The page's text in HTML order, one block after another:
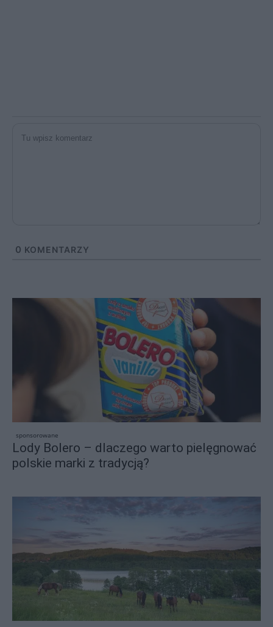
0 KOMENTARZY
sponsorowane
Lody Bolero – dlaczego warto pielęgnować
polskie marki z tradycją?